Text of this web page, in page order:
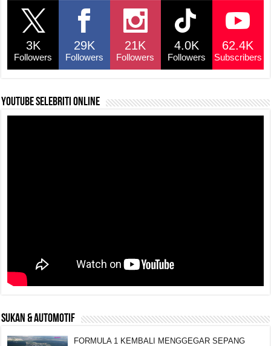
3K
Followers
29K
Followers
21K
Followers
4.0K
Followers
62.4K
Subscribers
YouTube selebriti online
SUKAN & AUTOMOTIF
FORMULA 1 KEMBALI MENGGEGAR SEPANG